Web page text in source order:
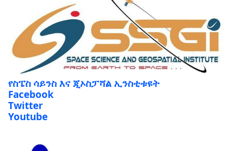
የስፔስ ሳይንስ እና ጂኦስፓሻል ኢንስቲቱዩት
Facebook
Twitter
Youtube